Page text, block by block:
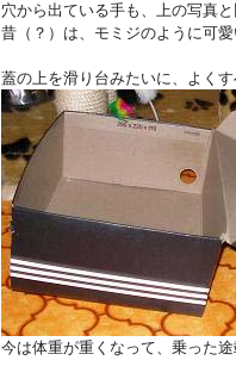
穴から出ている手も、上の写真
昔（？）は、モミジのように可
蓋の上を滑り台みたいに、よく
今は体重が重くなって、乗った